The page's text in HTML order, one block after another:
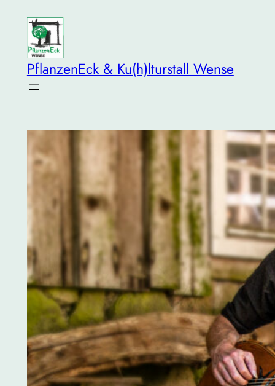
springen
PflanzenEck & Ku(h)lturstall Wense